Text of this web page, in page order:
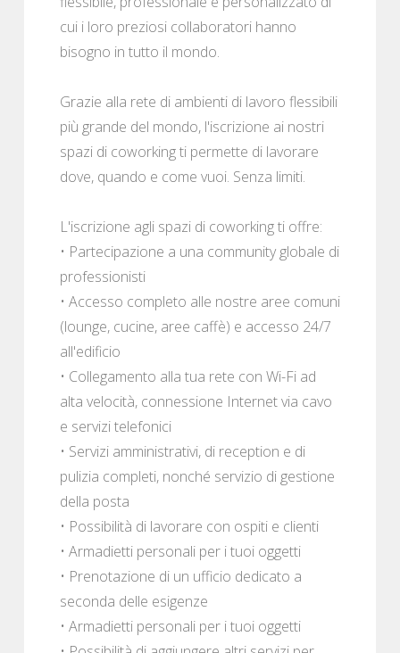
cui i loro preziosi collaboratori hanno
bisogno in tutto il mondo.
Grazie alla rete di ambienti di lavoro flessibili
più grande del mondo, l'iscrizione ai nostri
spazi di coworking ti permette di lavorare
dove, quando e come vuoi. Senza limiti.
L'iscrizione agli spazi di coworking ti offre:
• Partecipazione a una community globale di
professionisti
• Accesso completo alle nostre aree comuni
(lounge, cucine, aree caffè) e accesso 24/7
all'edificio
• Collegamento alla tua rete con Wi-Fi ad
alta velocità, connessione Internet via cavo
e servizi telefonici
• Servizi amministrativi, di reception e di
pulizia completi, nonché servizio di gestione
della posta
• Possibilità di lavorare con ospiti e clienti
• Armadietti personali per i tuoi oggetti
• Prenotazione di un ufficio dedicato a
seconda delle esigenze
• Armadietti personali per i tuoi oggetti